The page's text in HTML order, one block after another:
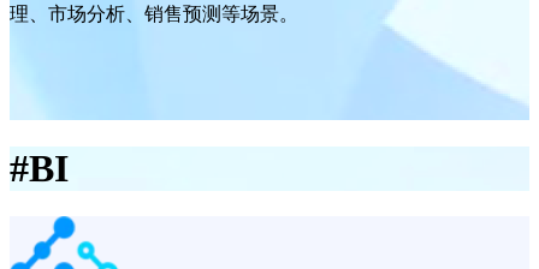
理、市场分析、销售预测等场景。
#BI